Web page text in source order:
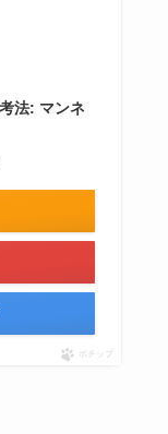
法: マンネ
ポチップ